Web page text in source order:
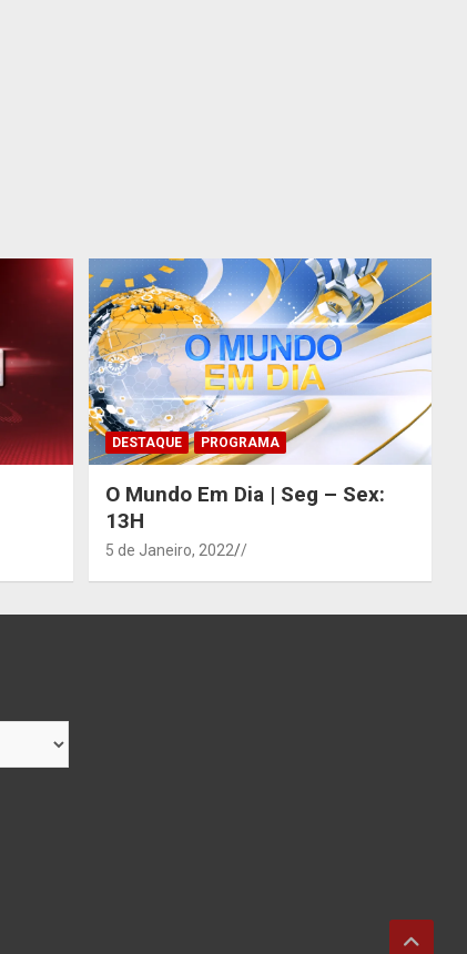
DESTAQUE PROGRAMA
O Mundo Em Dia | Seg – Sex:
13H
5 de Janeiro, 2022 /